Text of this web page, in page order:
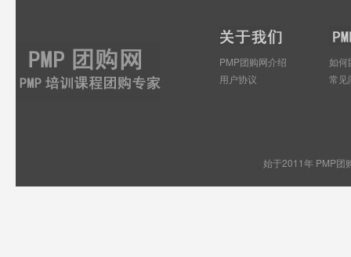
PMP团购网介绍
用户协议
如何
常见
始于2011年 PMP团